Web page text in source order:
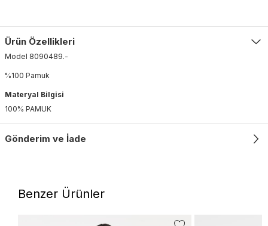
Ürün Özellikleri
Model 8090489.-
%100 Pamuk
Materyal Bilgisi
100% PAMUK
Gönderim ve İade
Benzer Ürünler